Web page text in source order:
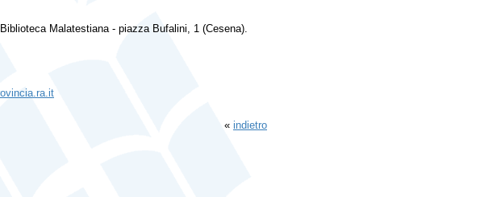
Malatestiana - piazza Bufalini, 1 (Cesena).
« indietro